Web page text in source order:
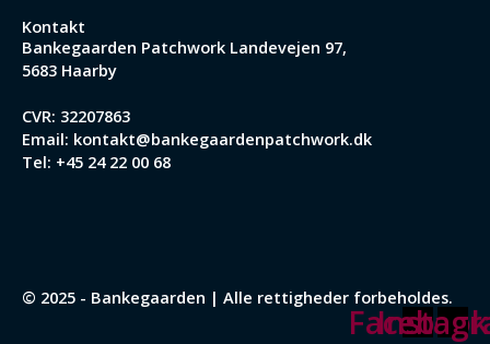
Kontakt
Bankegaarden Patchwork Landevejen 97,
5683 Haarby
CVR: 32207863
Email: kontakt@bankegaardenpatchwork.dk
Tel: +45 24 22 00 68
© 2025 - Bankegaarden | Alle rettigheder forbeholdes.
Facebook